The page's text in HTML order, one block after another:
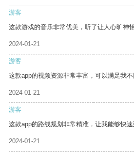
游客
这款游戏的音乐非常优美，听了让人心旷神怡
2024-01-21
游客
这款app的视频资源非常丰富，可以满足我不
2024-01-21
游客
这款app的路线规划非常精准，让我能够快速
2024-01-21